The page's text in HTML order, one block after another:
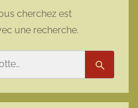
cherchez est
une recherche.